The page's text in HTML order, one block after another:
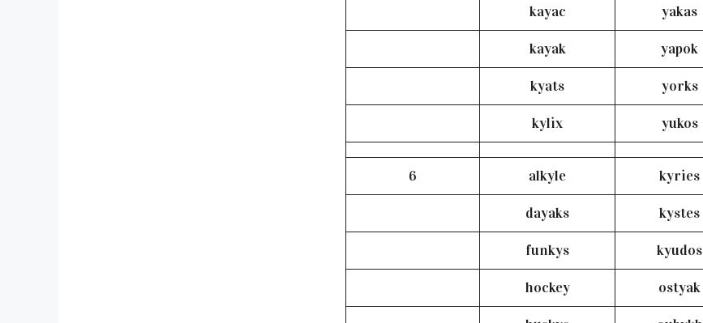
kayac yakas
kayak yapok
kyats yorks
kylix yukos
6 alkyle kyries
dayaks kystes
funkys kyudos
hockey ostyak